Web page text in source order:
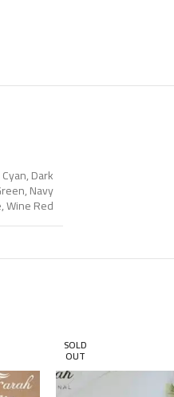
Cyan,Dark
,Navy
,Wine Red
SOLD
OUT